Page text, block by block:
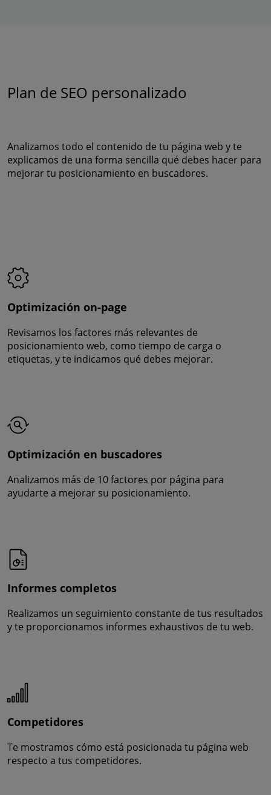
Plan de SEO personalizado
Analizamos todo el contenido de tu página web y te
explicamos de una forma sencilla qué debes hacer para
mejorar tu posicionamiento en buscadores.
Optimización on-page
Revisamos los factores más relevantes de
posicionamiento web, como tiempo de carga o
etiquetas, y te indicamos qué debes mejorar.
Optimización en buscadores
Analizamos más de 10 factores por página para
ayudarte a mejorar su posicionamiento.
Informes completos
Realizamos un seguimiento constante de tus resultados
y te proporcionamos informes exhaustivos de tu web.
Competidores
Te mostramos cómo está posicionada tu página web
respecto a tus competidores.